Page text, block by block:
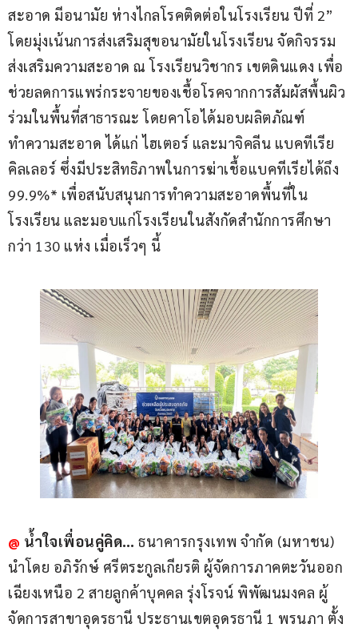
สะอาด มีอนามัย ห่างไกลโรคติดต่อในโรงเรียน ปีที่ 2”
โดยมุ่งเน้นการส่งเสริมสุขอนามัยในโรงเรียน จัดกิจรรม
ส่งเสริมความสะอาด ณ โรงเรียนวิชากร เขตดินแดง เพื่อ
ช่วยลดการแพร่กระจายของเชื้อโรคจากการสัมผัสพื้นผิว
ร่วมในพื้นที่สาธารณะ โดยคาโอได้มอบผลิตภัณฑ์
ทำความสะอาด ได้แก่ ไฮเตอร์ และมาจิคลีน แบคทีเรีย
คิลเลอร์ ซึ่งมีประสิทธิภาพในการฆ่าเชื้อแบคทีเรียได้ถึง
99.9%* เพื่อสนับสนุนการทำความสะอาดพื้นที่ใน
โรงเรียน และมอบแก่โรงเรียนในสังกัดสำนักการศึกษา
กว่า 130 แห่ง เมื่อเร็วๆ นี้
@ น้ำใจเพื่อนคู่คิด… ธนาคารกรุงเทพ จำกัด (มหาชน)
นำโดย อภิรักษ์ ศรีตระกูลเกียรติ ผู้จัดการภาคตะวันออก
เฉียงเหนือ 2 สายลูกค้าบุคคล รุ่งโรจน์ พิพัฒนมงคล ผู้
จัดการสาขาอุดรธานี ประธานเขตอุดรธานี 1 พรนภา ตั้ง